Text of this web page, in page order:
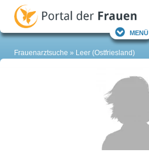
Menü
Frauenarztsuche Leer (Ostfriesland)